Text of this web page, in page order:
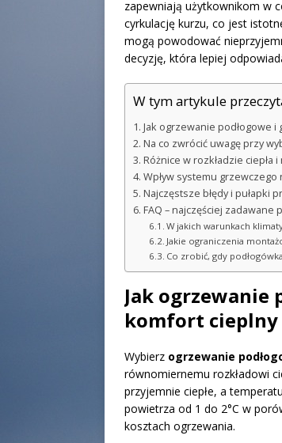
zapewniają użytkownikom w
cyrkulację kurzu, co jest
mogą powodować
decyzję, która lepiej
W tym artykule
Jak ogrzewanie podłogowe
Na co zwrócić uwagę przy
Różnice w rozkładzie
Wpływ systemu
Najczęstsze błędy i pułapki
FAQ – najczęściej zadawane
W jakich warunkach
Jakie ograniczenia
Co zrobić, gdy
Jak ogrzewanie
komfort cieplny
Wybierz ogrzewanie
równomiernemu rozkładowi
przyjemnie ciepłe, a
powietrza od 1 do 2°C w
kosztach ogrzewania.